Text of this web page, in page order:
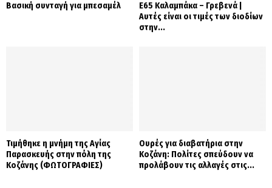
Βασική συνταγή για μπεσαμέλ
Ε65 Καλαμπάκα – Γρεβενά |
Αυτές είναι οι τιμές των διοδίων
στην...
Τιμήθηκε η μνήμη της Αγίας
Παρασκευής στην πόλη της
Κοζάνης (ΦΩΤΟΓΡΑΦΙΕΣ)
Ουρές για διαβατήρια στην
Κοζάνη: Πολίτες σπεύδουν να
προλάβουν τις αλλαγές στις...